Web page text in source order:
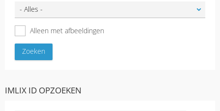
Alleen met afbeeldingen
IMLIX ID OPZOEKEN